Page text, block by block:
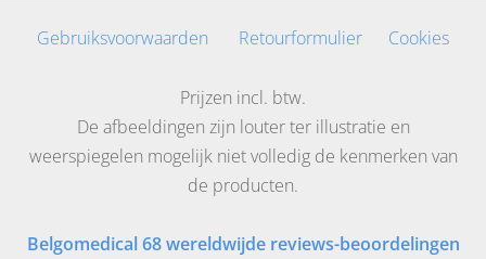
Gebruiksvoorwaarden Retourformulier Cookies
Prijzen incl. btw.
De afbeeldingen zijn louter ter illustratie en
weerspiegelen mogelijk niet volledig de kenmerken van
de producten.
Belgomedical 68 wereldwijde reviews-beoordelingen